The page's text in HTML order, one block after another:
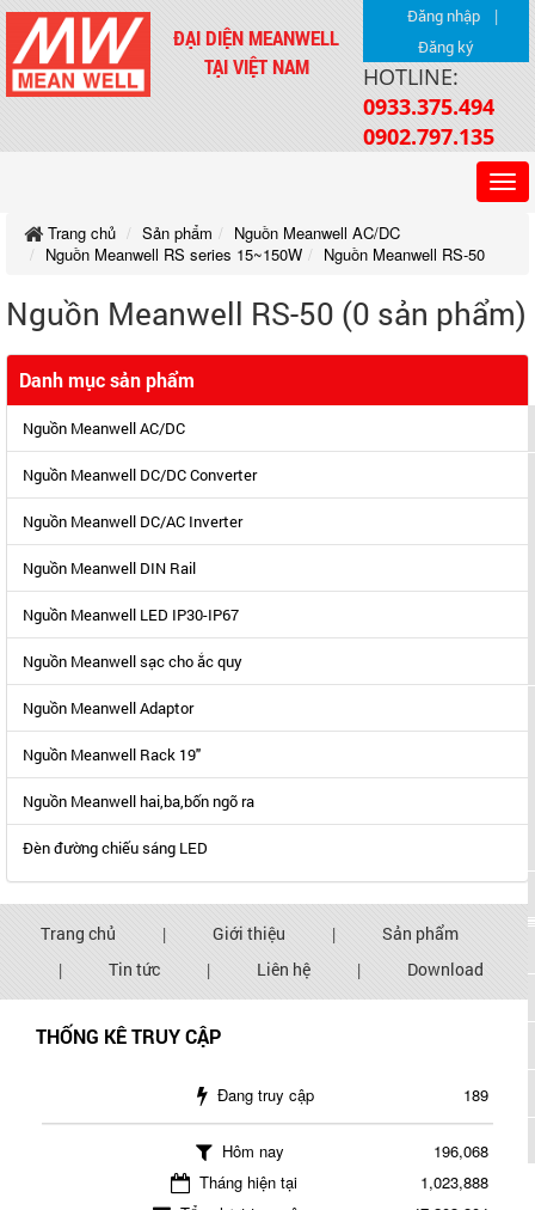
ĐẠI DIỆN MEANWELL
TẠI VIỆT NAM
Đăng nhập |
Đăng ký
HOTLINE:
0933.375.494
0902.797.135
Trang chủ Sản phẩm
Nguồn Meanwell AC/DC
Nguồn Meanwell RS series 15~150W
Nguồn Meanwell RS-50
Nguồn Meanwell RS-50 (0 sản phẩm)
Danh mục sản phẩm
Nguồn Meanwell AC/DC
Nguồn Meanwell DC/DC Converter
Nguồn Meanwell DC/AC Inverter
Nguồn Meanwell DIN Rail
Nguồn Meanwell LED IP30-IP67
Nguồn Meanwell sạc cho ắc quy
Nguồn Meanwell Adaptor
Nguồn Meanwell Rack 19"
Nguồn Meanwell hai,ba,bốn ngõ ra
Đèn đường chiếu sáng LED
Trang chủ | Giới thiệu |
Sản phẩm
|
Tin tức | Liên hệ | Download
THỐNG KÊ TRUY CẬP
Đang truy cập 189
Hôm nay
196,068
Tháng hiện tại
1,023,888